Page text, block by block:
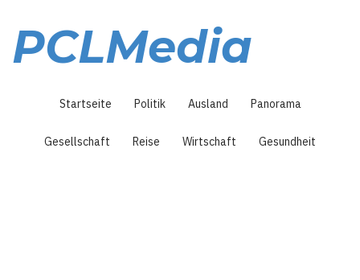
Inhalt
PCLMedia
Startseite Politik Ausland Panorama
Gesellschaft Reise Wirtschaft Gesundheit